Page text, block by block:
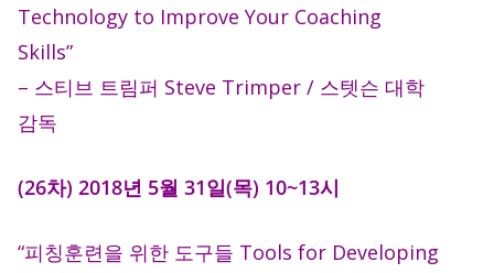
Technology to Improve Your Coaching
Skills”
– 스티브 트림퍼 Steve Trimper / 스텟슨 대학
감독
(26차) 2018년 5월 31일(목) 10~13시
“피칭훈련을 위한 도구들 Tools for Developing